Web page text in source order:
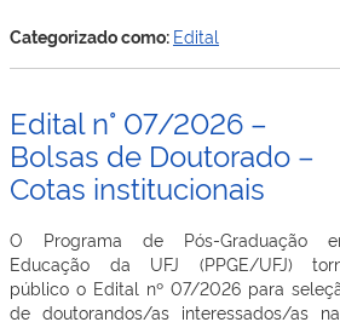
Categorizado como: Edital
Edital n° 07/2026 –
Bolsas de Doutorado –
Cotas institucionais
O Programa de Pós-Graduação
Educação da UFJ (PPGE/UFJ)
público o Edital nº 07/2026 para
de doutorandos/as interessados/as